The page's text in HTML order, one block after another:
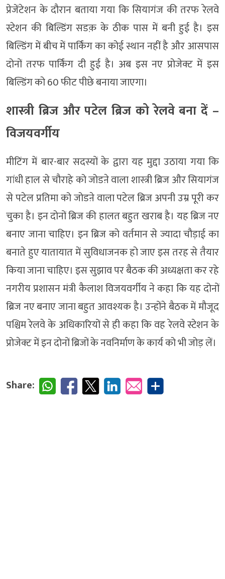
प्रेजेंटेशन के दौरान बताया गया कि सियागंज की तरफ रेलवे
स्टेशन की बिल्डिंग सडक़ के ठीक पास में बनी हुई है। इस
बिल्डिंग में बीच में पार्किंग का कोई स्थान नहीं है और आसपास
दोनों तरफ पार्किंग दी हुई है। अब इस नए प्रोजेक्ट में इस
बिल्डिंग को 60 फीट पीछे बनाया जाएगा।
शास्त्री ब्रिज और पटेल ब्रिज को रेलवे बना दें –
विजयवर्गीय
मीटिंग में बार-बार सदस्यों के द्वारा यह मुद्दा उठाया गया कि
गांधी हाल से चौराहे को जोडऩे वाला शास्त्री ब्रिज और सियागंज
से पटेल प्रतिमा को जोडऩे वाला पटेल ब्रिज अपनी उम्र पूरी कर
चुका है। इन दोनों ब्रिज की हालत बहुत खराब है। यह ब्रिज नए
बनाए जाना चाहिए। इन ब्रिज को वर्तमान से ज्यादा चौड़ाई का
बनाते हुए यातायात में सुविधाजनक हो जाए इस तरह से तैयार
किया जाना चाहिए। इस सुझाव पर बैठक की अध्यक्षता कर रहे
नगरीय प्रशासन मंत्री कैलाश विजयवर्गीय ने कहा कि यह दोनों
ब्रिज नए बनाए जाना बहुत आवश्यक है। उन्होंने बैठक में मौजूद
पश्चिम रेलवे के अधिकारियों से ही कहा कि वह रेलवे स्टेशन के
प्रोजेक्ट में इन दोनों ब्रिजों के नवनिर्माण के कार्य को भी जोड़ लें।
Share: